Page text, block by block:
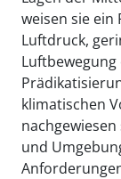
weisen sie ein
Luftdruck,
klimatischen
und